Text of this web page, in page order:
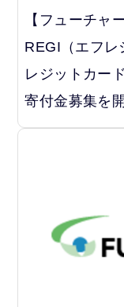
【フューチャ
REGI（エフレ
レジットカー
寄付金募集を